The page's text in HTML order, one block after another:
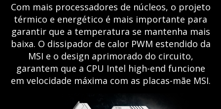
Com mais processadores de núcleos, o projeto
térmico e energético é mais importante para
garantir que a temperatura se mantenha mais
baixa. O dissipador de calor PWM estendido da
MSI e o design aprimorado do circuito,
garantem que a CPU Intel high-end funcione
em velocidade máxima com as placas-mãe MSI.